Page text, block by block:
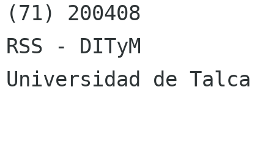
(71) 200408
RSS - DITyM
Universidad de Talca